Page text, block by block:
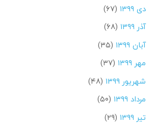
دی ۱۳۹۹
(۶۷)
آذر ۱۳۹۹
(۶۸)
آبان ۱۳۹۹
(۳۵)
مهر ۱۳۹۹
(۳۷)
شهریور ۱۳۹۹
(۴۸)
مرداد ۱۳۹۹
(۵۰)
تیر ۱۳۹۹
(۲۹)